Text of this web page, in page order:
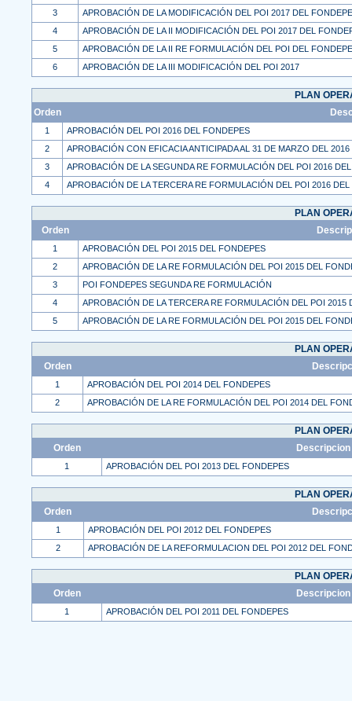
3
APROBACIÓN DE LA MODIFICACIÓN DEL POI 2017 DEL
4
APROBACIÓN DE LA II MODIFICACIÓN DEL POI 2017 DEL
5
APROBACIÓN DE LA II RE FORMULACIÓN DEL POI DEL
6
APROBACIÓN DE LA III MODIFICACIÓN DEL POI 2017
PLAN
Orden
1
APROBACIÓN DEL POI 2016 DEL FONDEPES
2
APROBACIÓN CON EFICACIA ANTICIPADA AL 31 DE MARZO DEL
3
APROBACIÓN DE LA SEGUNDA RE FORMULACIÓN DEL POI 2016
4
APROBACIÓN DE LA TERCERA RE FORMULACIÓN DEL POI 2016
PLAN
Orden
1
APROBACIÓN DEL POI 2015 DEL FONDEPES
2
APROBACIÓN DE LA RE FORMULACIÓN DEL POI 2015 DEL
3
POI FONDEPES SEGUNDA RE FORMULACIÓN
4
APROBACIÓN DE LA TERCERA RE FORMULACIÓN DEL POI 2015
5
APROBACIÓN DE LA RE FORMULACIÓN DEL POI 2015 DEL
PLAN
Orden
1
APROBACIÓN DEL POI 2014 DEL FONDEPES
2
APROBACIÓN DE LA RE FORMULACIÓN DEL POI 2014 DEL
PLAN
Orden
Descripcion
1 APROBACIÓN DEL POI 2013 DEL FONDEPES
PLAN
Orden
1
APROBACIÓN DEL POI 2012 DEL FONDEPES
2
APROBACIÓN DE LA REFORMULACION DEL POI 2012 DEL
PLAN
Orden
Descripcion
1 APROBACIÓN DEL POI 2011 DEL FONDEPES